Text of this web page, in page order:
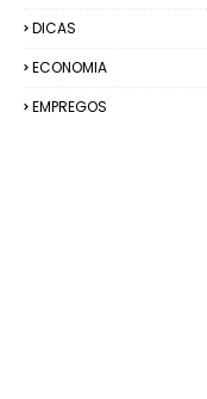
DICAS
ECONOMIA
EMPREGOS